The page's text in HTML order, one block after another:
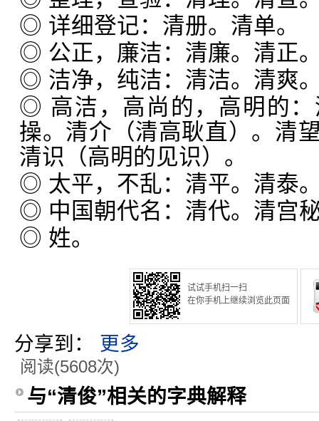
◎ 详细登记：清册。清单。
◎ 公正，廉洁：清廉。清正
◎ 洁净，纯洁：清洁。清爽
◎ 高洁，高尚的，高明的
操。清介（清高耿直）。清
清识（高明的见识）。
◎ 太平，不乱：清平。清泰
◎ 中国朝代名：清代。清宫
◎ 姓。
试试手机扫一扫
在你手机上继续浏览此页面
分享到： 更多
阅读(5608次)
与“清俊”相关的字典解释